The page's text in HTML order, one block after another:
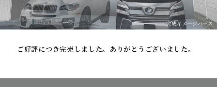
ご好評につき完売しました。ありがとうございました。